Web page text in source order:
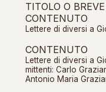
TITOLO O
CONTENUTO
Lettere di diversi a
CONTENUTO
Lettere di diversi a
mittenti: Carlo
Antonio Maria